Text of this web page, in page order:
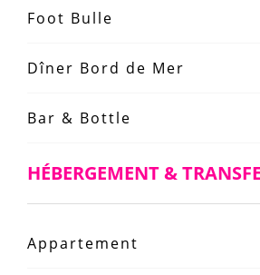
Foot Bulle
Dîner Bord de Mer
Bar & Bottle
HÉBERGEMENT &
Appartement